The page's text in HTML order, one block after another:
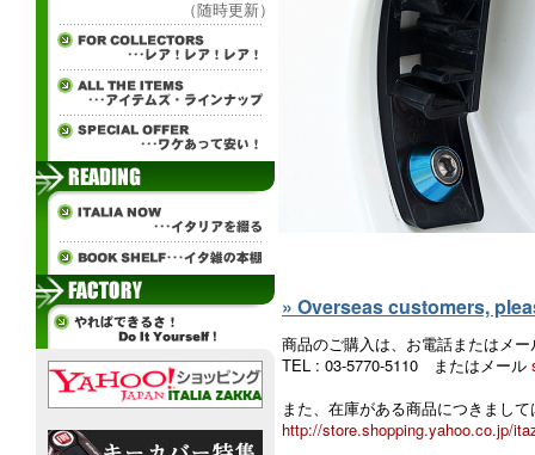
（随時更新）
» Overseas customers,
商品のご購入は、お電話またはメ
TEL : 03-5770-5110 またはメール
また、在庫がある商品につきまし
http://store.shopping.yahoo.co.jp/